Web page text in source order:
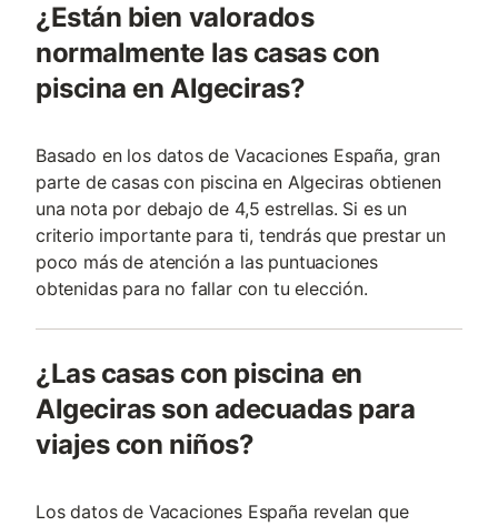
¿Están bien valorados
normalmente las casas con
piscina en Algeciras?
Basado en los datos de Vacaciones España, gran
parte de casas con piscina en Algeciras obtienen
una nota por debajo de 4,5 estrellas. Si es un
criterio importante para ti, tendrás que prestar un
poco más de atención a las puntuaciones
obtenidas para no fallar con tu elección.
¿Las casas con piscina en
Algeciras son adecuadas para
viajes con niños?
Los datos de Vacaciones España revelan que